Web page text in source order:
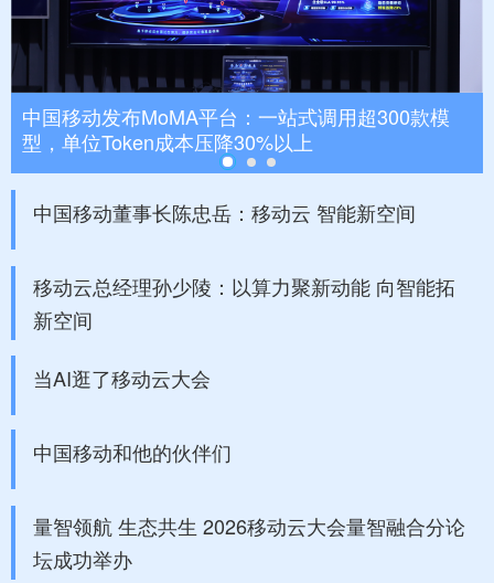
中国移动发布MoMA平台：一站式调用超300款模
型，单位Token成本压降30%以上
中国移动董事长陈忠岳：移动云 智能新空间
移动云总经理孙少陵：以算力聚新动能 向智能拓
新空间
当AI逛了移动云大会
中国移动和他的伙伴们
量智领航 生态共生 2026移动云大会量智融合分论
坛成功举办